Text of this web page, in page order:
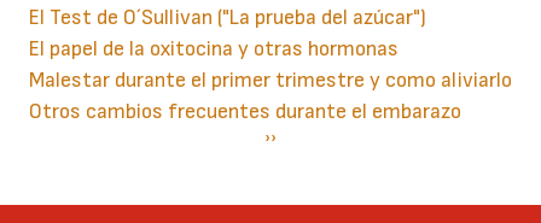
El Test de O´Sullivan ("La prueba del azúcar")
El papel de la oxitocina y otras hormonas
Malestar durante el primer trimestre y como aliviarlo
Otros cambios frecuentes durante el embarazo
Siguiente
››